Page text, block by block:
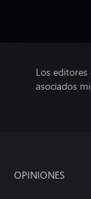
Los
asociados
OPINIONES